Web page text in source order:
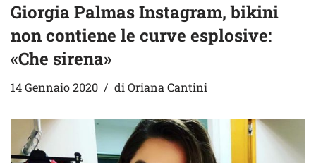
Giorgia Palmas Instagram, bikini
non contiene le curve esplosive:
«Che sirena»
14 Gennaio 2020 di Oriana Cantini